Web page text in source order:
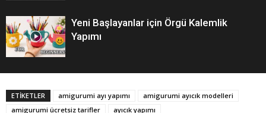
Yeni Başlayanlar için Örgü Kalemlik
Yapımı
ETİKETLER amigurumi ayı yapımı
amigurumi ayıcık modelleri
amigurumi ücretsiz tarifler
ayıcık yapımı